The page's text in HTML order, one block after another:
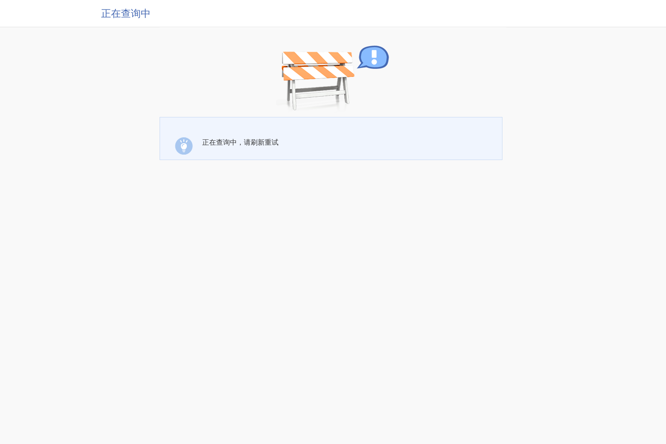
正在查询中
正在查询中，请刷新重试